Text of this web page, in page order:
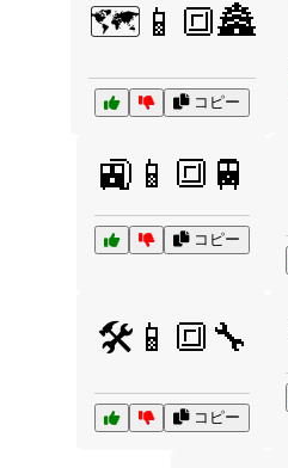
🗺️📱🔳🏯
コピー
🚉📱🔳🚆
コピー
🛠️📱🔳🔧
コピー